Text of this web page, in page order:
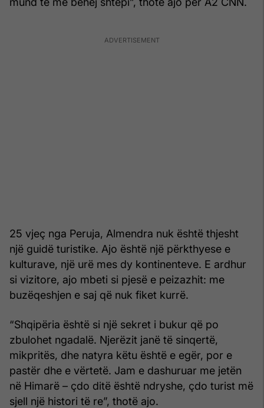
25 vjeç nga Peruja, Almendra nuk është thjesht
një guidë turistike. Ajo është një përkthyese e
kulturave, një urë mes dy kontinenteve. E ardhur
si vizitore, ajo mbeti si pjesë e peizazhit: me
buzëqeshjen e saj që nuk fiket kurrë.
“Shqipëria është si një sekret i bukur që po
zbulohet ngadalë. Njerëzit janë të sinqertë,
mikpritës, dhe natyra këtu është e egër, por e
pastër dhe e vërtetë. Jam e dashuruar me jetën
në Himarë – çdo ditë është ndryshe, çdo turist më
sjell një histori të re”, thotë ajo.